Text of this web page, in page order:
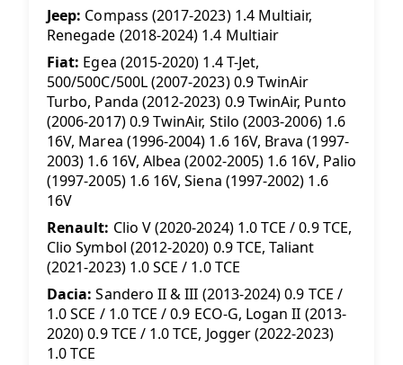
Jeep: Compass (2017-2023) 1.4 Multiair,
Renegade (2018-2024) 1.4 Multiair
Fiat: Egea (2015-2020) 1.4 T-Jet,
500/500C/500L (2007-2023) 0.9 TwinAir
Turbo, Panda (2012-2023) 0.9 TwinAir, Punto
(2006-2017) 0.9 TwinAir, Stilo (2003-2006) 1.6
16V, Marea (1996-2004) 1.6 16V, Brava (1997-
2003) 1.6 16V, Albea (2002-2005) 1.6 16V, Palio
(1997-2005) 1.6 16V, Siena (1997-2002) 1.6
16V
Renault: Clio V (2020-2024) 1.0 TCE / 0.9 TCE,
Clio Symbol (2012-2020) 0.9 TCE, Taliant
(2021-2023) 1.0 SCE / 1.0 TCE
Dacia: Sandero II & III (2013-2024) 0.9 TCE /
1.0 SCE / 1.0 TCE / 0.9 ECO-G, Logan II (2013-
2020) 0.9 TCE / 1.0 TCE, Jogger (2022-2023)
1.0 TCE